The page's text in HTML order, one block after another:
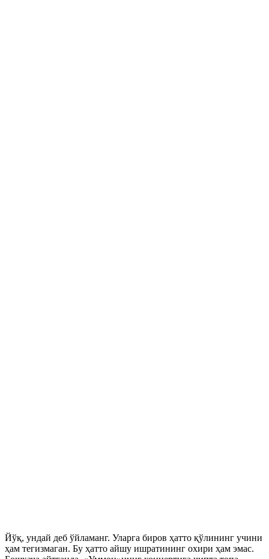
Йўқ, ундай деб ўйламанг. Уларга биров ҳатто қўлининг учини
ҳам тегизмаган. Бу ҳатто айшу ишратининг охири ҳам эмас.